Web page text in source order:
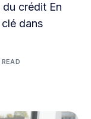
du crédit En
dans